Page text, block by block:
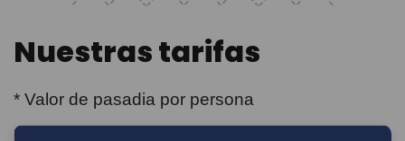
Nuestras tarifas
* Valor de pasadia por persona